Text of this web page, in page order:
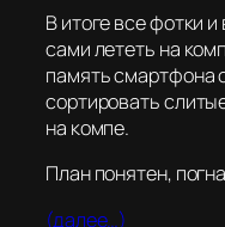
В итоге все фотки
сами лететь на
память смартфона
сортировать
на компе.
План понятен,
(далее…)